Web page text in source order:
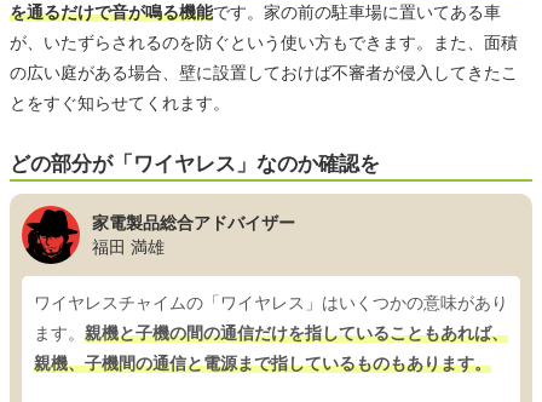
を通るだけで音が鳴る機能です。家の前の駐車場に置いてある車
が、いたずらされるのを防ぐという使い方もできます。また、面積
の広い庭がある場合、壁に設置しておけば不審者が侵入してきたこ
とをすぐ知らせてくれます。
どの部分が「ワイヤレス」なのか確認を
家電製品総合アドバイザー
福田 満雄
ワイヤレスチャイムの「ワイヤレス」はいくつかの意味があり
ます。 親機と子機の間の通信だけを指していることもあれば、
親機、子機間の通信と電源まで指しているものもあります。